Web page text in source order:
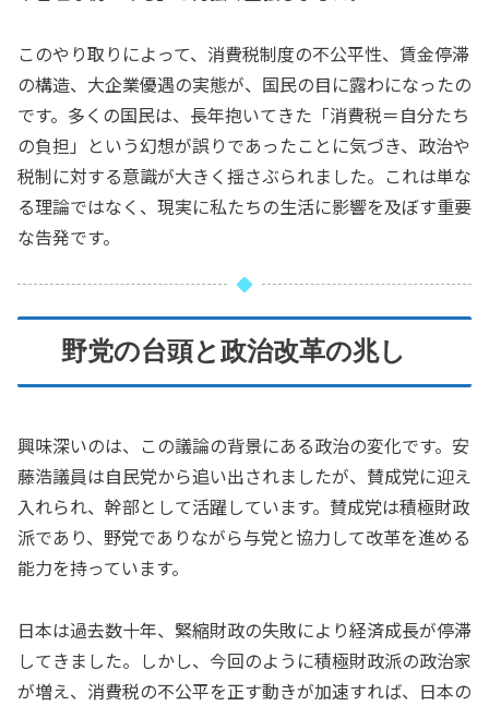
このやり取りによって、消費税制度の不公平性、賃金停滞
の構造、大企業優遇の実態が、国民の目に露わになったの
です。多くの国民は、長年抱いてきた「消費税＝自分たち
の負担」という幻想が誤りであったことに気づき、政治や
税制に対する意識が大きく揺さぶられました。これは単な
る理論ではなく、現実に私たちの生活に影響を及ぼす重要
な告発です。
野党の台頭と政治改革の兆し
興味深いのは、この議論の背景にある政治の変化です。安
藤浩議員は自民党から追い出されましたが、賛成党に迎え
入れられ、幹部として活躍しています。賛成党は積極財政
派であり、野党でありながら与党と協力して改革を進める
能力を持っています。
日本は過去数十年、緊縮財政の失敗により経済成長が停滞
してきました。しかし、今回のように積極財政派の政治家
が増え、消費税の不公平を正す動きが加速すれば、日本の